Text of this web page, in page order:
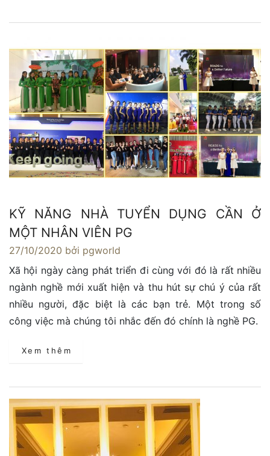
KỸ NĂNG NHÀ TUYỂN DỤNG CẦN Ở
MỘT NHÂN VIÊN PG
27/10/2020 bởi pgworld
Xã hội ngày càng phát triển đi cùng với đó là rất nhiều
ngành nghề mới xuất hiện và thu hút sự chú ý của rất
nhiều người, đặc biệt là các bạn trẻ. Một trong số
công việc mà chúng tôi nhắc đến đó chính là nghề PG.
Xem thêm